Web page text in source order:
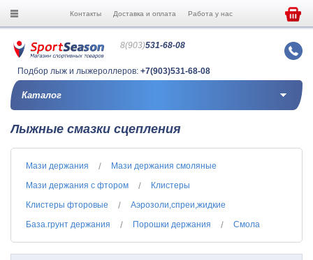
Контакты Доставка и оплата Работа у нас
8(903)531-68-08
Подбор лыж и лыжероллеров: +7(903)531-68-08
Каталог
Лыжные смазки сцепления
Мази держания
Мази держания смоляные
Мази держания с фтором
Клистеры
Клистеры фторовые
Аэрозоли,спреи,жидкие
База.грунт держания
Порошки держания Смола